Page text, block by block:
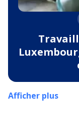
Afficher plus